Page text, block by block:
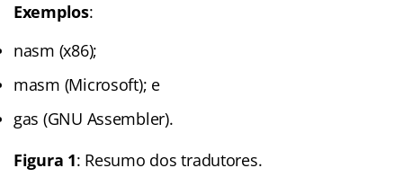
Exemplos:
nasm (x86);
masm (Microsoft); e
gas (GNU Assembler).
Figura 1: Resumo dos tradutores.